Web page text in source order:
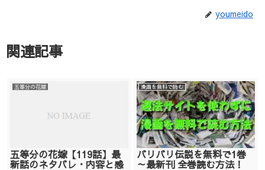
youmeido
関連記事
五等分の花嫁
五等分の花嫁【119話】最
新話のネタバレ・内容と感
漫画を無料で読む
バリバリ伝説を無料で1巻
～最新刊 全巻読む方法！